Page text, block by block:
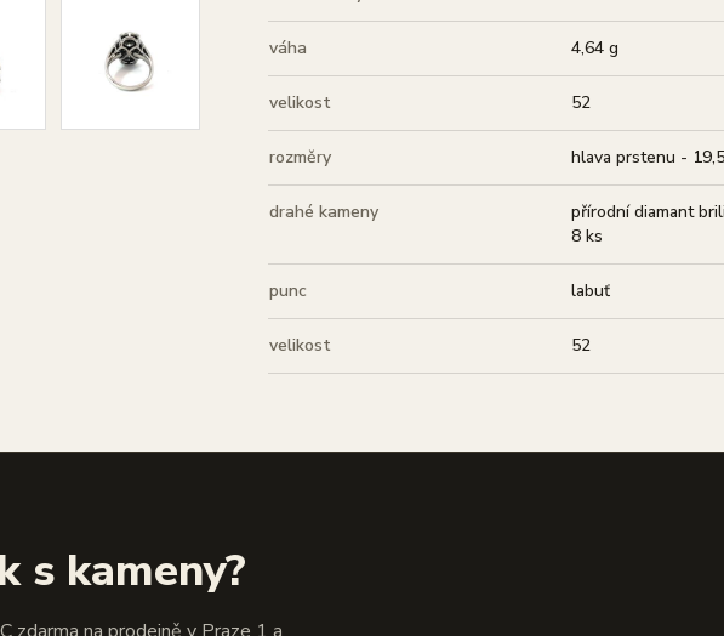
váha 4,64 g
velikost 52
rozměry hlava prstenu -
drahé kameny
přírodní diamant
8 ks
punc labuť
velikost 52
s kameny?